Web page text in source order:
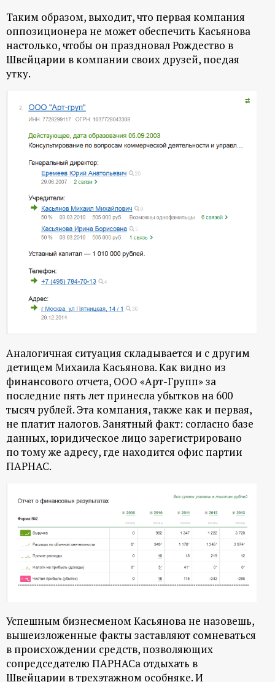
Таким образом, выходит, что первая компания
оппозиционера не может обеспечить Касьянова
настолько, чтобы он праздновал Рождество в
Швейцарии в компании своих друзей, поедая
утку.
Аналогичная ситуация складывается и с другим
детищем Михаила Касьянова. Как видно из
финансового отчета, ООО «Арт-Групп» за
последние пять лет принесла убытков на 600
тысяч рублей. Эта компания, также как и первая,
не платит налогов. Занятный факт: согласно базе
данных, юридическое лицо зарегистрировано
по тому же адресу, где находится офис партии
ПАРНАС.
Успешным бизнесменом Касьянова не назовешь,
вышеизложенные факты заставляют сомневаться
в происхождении средств, позволяющих
сопредседателю ПАРНАСа отдыхать в
Швейцарии в трехэтажном особняке. И